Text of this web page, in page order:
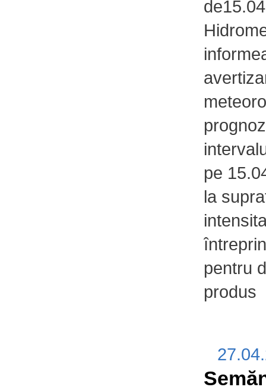
pe
la
pentru
produs